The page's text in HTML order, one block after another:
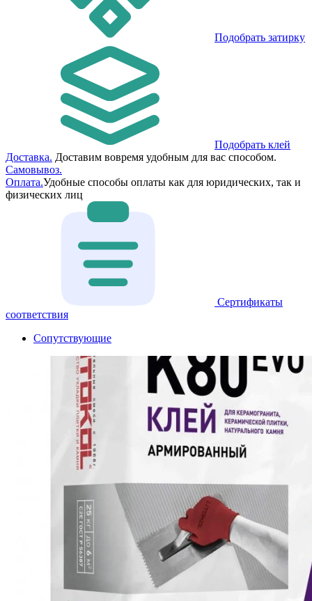
Подобрать затирку
Подобрать клей
Доставка. Доставим вовремя удобным для вас способом.
Самовывоз.
Оплата.Удобные способы оплаты как для юридических, так и
физических лиц
Сертификаты
соответствия
Сопутствующие